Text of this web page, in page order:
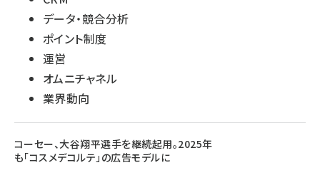
データ・競合分析
ポイント制度
運営
オムニチャネル
業界動向
コーセー、大谷翔平選手を継続起用。2025年
も「コスメデコルテ」の広告モデルに